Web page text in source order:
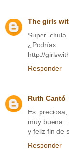
The girls
Super chula
http://
Responder
Ruth Cantó
Es
muy
y feliz fin de
Responder